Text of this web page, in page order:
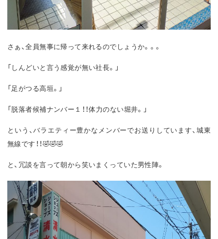
さぁ、全員無事に帰って来れるのでしょうか。。。
「しんどいと言う感覚が無い社長。」
「足がつる高垣。」
「脱落者候補ナンバー１！！体力のない堀井。」
という、バラエティー豊かなメンバーでお送りしています、城東
無線です！！🤣🤣🤣
と、冗談を言って朝から笑いまくっていた男性陣。